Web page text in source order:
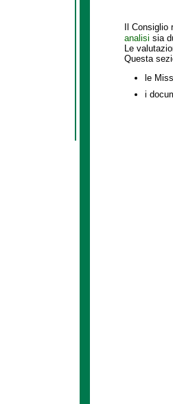
Il
analisi sia
Le
Questa
le
i